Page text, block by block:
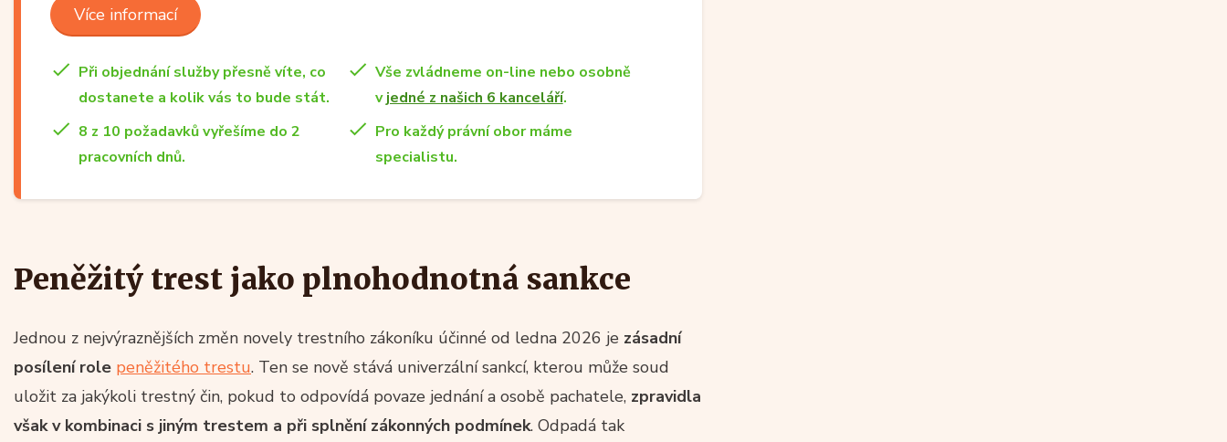
Více informací
Při objednání služby přesně víte, co
dostanete a kolik vás to bude stát.
Vše zvládneme on-line nebo osobně
vjedné z našich 6 kanceláří.
8 z 10 požadavků vyřešíme do 2
pracovních dnů.
Pro každý právní obor máme
specialistu.
Peněžitý trest jako plnohodnotná sankce
Jednou z nejvýraznějších změn novely trestního zákoníku účinné od ledna 2026 je zásadní
posílení role peněžitého trestu. Ten se nově stává univerzální sankcí, kterou může soud
uložit za jakýkoli trestný čin, pokud to odpovídá povaze jednání a osobě pachatele, zpravidla
však v kombinaci s jiným trestem a při splnění zákonných podmínek. Odpadá tak